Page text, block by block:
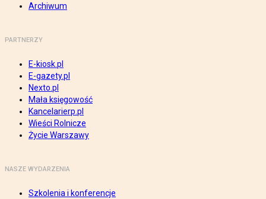
Archiwum
PARTNERZY
E-kiosk.pl
E-gazety.pl
Nexto.pl
Mała księgowość
Kancelarierp.pl
Wieści Rolnicze
Życie Warszawy
NASZE WYDARZENIA
Szkolenia i konferencje